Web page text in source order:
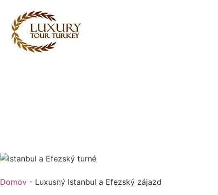
Domov - Luxusný Istanbul a Efezský zájazd